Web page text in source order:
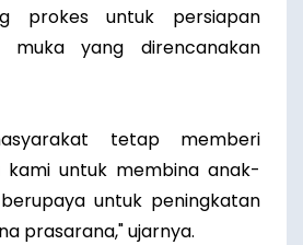
prokes untuk persiapan
muka yang direncanakan
tetap memberi
kami untuk membina anak-
untuk peningkatan
prasarana," ujarnya.